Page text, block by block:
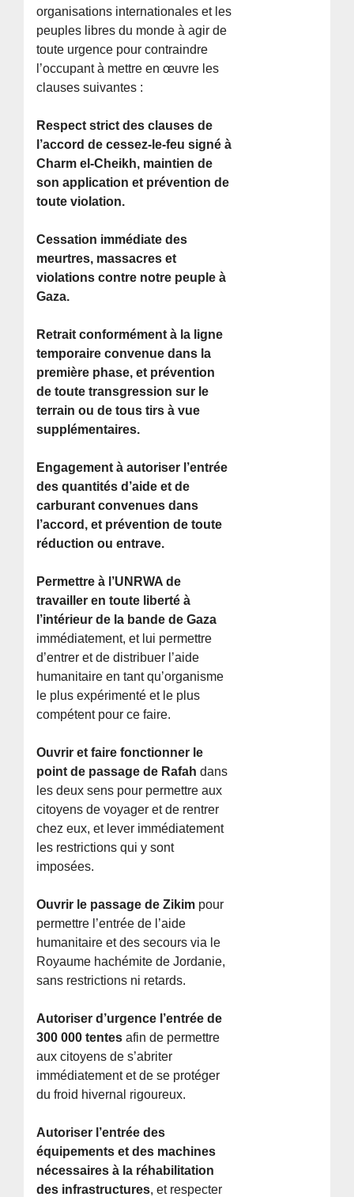
organisations internationales et les
peuples libres du monde à agir de
toute urgence pour contraindre
l’occupant à mettre en œuvre les
clauses suivantes :
Respect strict des clauses de
l’accord de cessez-le-feu signé à
Charm el-Cheikh, maintien de
son application et prévention de
toute violation.
Cessation immédiate des
meurtres, massacres et
violations contre notre peuple à
Gaza.
Retrait conformément à la ligne
temporaire convenue dans la
première phase, et prévention
de toute transgression sur le
terrain ou de tous tirs à vue
supplémentaires.
Engagement à autoriser l’entrée
des quantités d’aide et de
carburant convenues dans
l’accord, et prévention de toute
réduction ou entrave.
Permettre à l’UNRWA de
travailler en toute liberté à
l’intérieur de la bande de Gaza
immédiatement, et lui permettre
d’entrer et de distribuer l’aide
humanitaire en tant qu’organisme
le plus expérimenté et le plus
compétent pour ce faire.
Ouvrir et faire fonctionner le
point de passage de Rafah dans
les deux sens pour permettre aux
citoyens de voyager et de rentrer
chez eux, et lever immédiatement
les restrictions qui y sont
imposées.
Ouvrir le passage de Zikim pour
permettre l’entrée de l’aide
humanitaire et des secours via le
Royaume hachémite de Jordanie,
sans restrictions ni retards.
Autoriser d’urgence l’entrée de
300 000 tentes afin de permettre
aux citoyens de s’abriter
immédiatement et de se protéger
du froid hivernal rigoureux.
Autoriser l’entrée des
équipements et des machines
nécessaires à la réhabilitation
des infrastructures, et respecter